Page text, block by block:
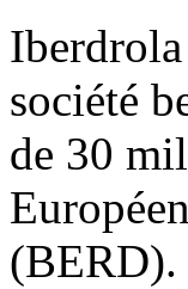
société
de 30
(BERD).